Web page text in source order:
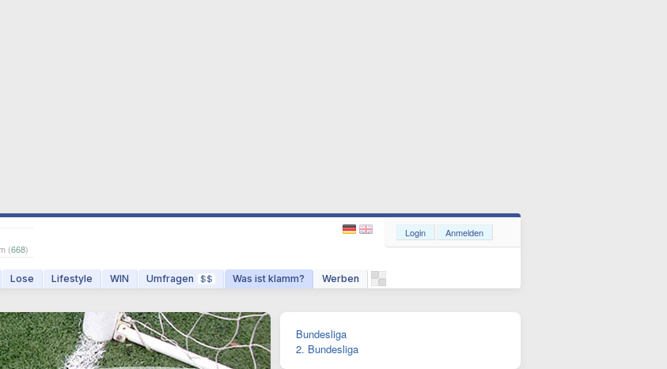
(668)
Lose Lifestyle WIN Umfragen $$ Was ist klamm? Werben
Login Anmelden
Bundesliga
2. Bundesliga